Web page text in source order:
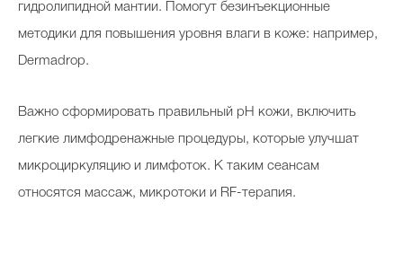
гидролипидной мантии. Помогут безинъекционные
методики для повышения уровня влаги в коже: например,
Dermadrop.
Важно сформировать правильный pH кожи, включить
легкие лимфодренажные процедуры, которые улучшат
микроциркуляцию и лимфоток. К таким сеансам
относятся массаж, микротоки и RF-терапия.